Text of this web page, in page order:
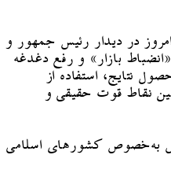
در دیدار رئیس جمهور و
بازار» و رفع دغدغه
نتایج، استفاده از
نقاط قوت حقیقی و
به‌خصوص کشورهای اسلامی